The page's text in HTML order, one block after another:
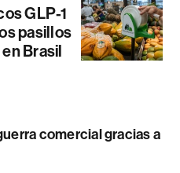
GLP-1
pasillos
Brasil
comercial gracias a